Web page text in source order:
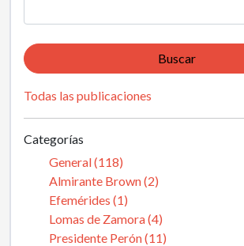
Buscar
Todas las publicaciones
Categorías
General (118)
Almirante Brown (2)
Efemérides (1)
Lomas de Zamora (4)
Presidente Perón (11)